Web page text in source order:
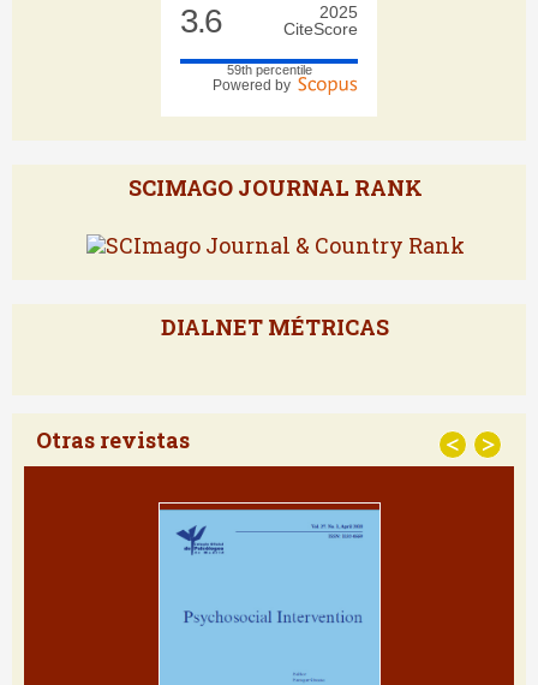
3.6
2025
CiteScore
59th percentile
Powered by
SCIMAGO JOURNAL RANK
DIALNET MÉTRICAS
Otras revistas < >